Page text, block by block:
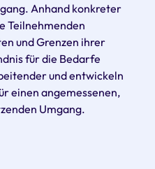
Anhand konkreter
Teilnehmenden
und Grenzen ihrer
für die Bedarfe
und entwickeln
einen angemessenen,
Umgang.